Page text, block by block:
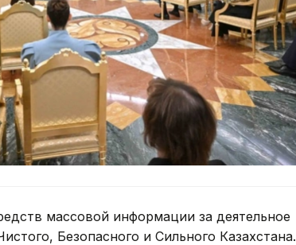
массовой информации за деятельное
Безопасного и Сильного Казахстана.